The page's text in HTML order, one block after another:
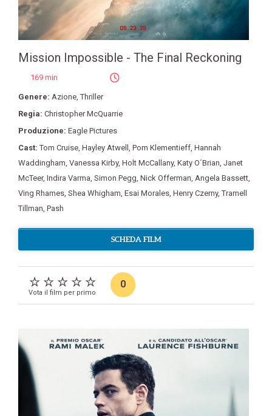
Mission Impossible - The Final Reckoning
169 min
Genere: Azione,Thriller
Regia: Christopher McQuarrie
Produzione: Eagle Pictures
Cast:Tom Cruise, Hayley Atwell , Pom Klementieff, Hannah
Waddingham, Vanessa Kirby, Holt McCallany, Katy O´Brian, Janet
McTeer, Indira Varma, Simon Pegg, Nick Offerman, Angela Bassett,
Ving Rhames, Shea Whigham, Esai Morales, Henry Czerny,Tramell
Tillman, Pash
SCHEDA FILM
Vota il film per primo
0